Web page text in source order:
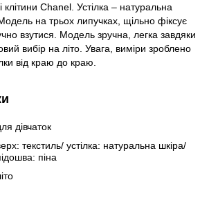
клітини Chanel. Устілка – натуральна
на трьох липучках, щільно фіксує
взутися. Модель зручна, легка завдяки
вибір на літо. Увага, виміри зроблено
від краю до краю.
дівчаток
текстиль/ устілка: натуральна шкіра/
піна